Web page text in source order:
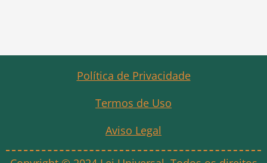
Política de Privacidade
Termos de Uso
Aviso Legal